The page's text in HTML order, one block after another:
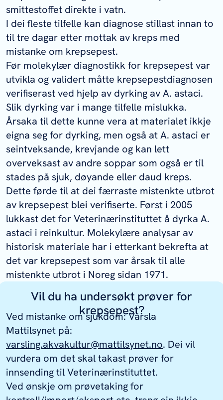
smittestoffet direkte i vatn.
I dei fleste tilfelle kan diagnose stillast innan to
til tre dagar etter mottak av kreps med
mistanke om krepsepest.
Før molekylær diagnostikk for krepsepest var
utvikla og validert måtte krepsepestdiagnosen
verifiserast ved hjelp av dyrking avA. astaci.
Slik dyrking var i mange tilfelle mislukka.
Årsaka til dette kunne vera at materialet ikkje
eigna seg for dyrking, men også atA. astaci er
seintveksande, krevjande og kan lett
overveksast av andre soppar som også er til
stades på sjuk, døyande eller daud kreps.
Dette førde til at dei færraste mistenkte utbrot
av krepsepest blei verifiserte. Først i 2005
lukkast det for Veterinærinstituttet å dyrka A.
astaci i reinkultur. Molekylære analysar av
historisk materiale har i etterkant bekrefta at
det var krepsepest som var årsak til alle
mistenkte utbrot i Noreg sidan 1971.
Vil du ha undersøkt prøver for
krepsepest?
Ved mistanke om sjukdom: Varsla
Mattilsynet på:
varsling.akvakultur@mattilsynet.no. Dei vil
vurdera om det skal takast prøver for
innsending til Veterinærinstituttet.
Ved ønskje om prøvetaking for